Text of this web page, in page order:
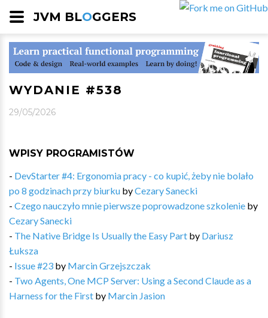
JVM BLOGGERS
WYDANIE #538
29/05/2026
WPISY PROGRAMISTÓW
- DevStarter #4: Ergonomia pracy - co kupić, żeby nie bolało
po 8 godzinach przy biurku byCezary Sanecki
- Czego nauczyło mnie pierwsze poprowadzone szkolenie by
Cezary Sanecki
- The Native Bridge Is Usually the Easy Part by Dariusz
Łuksza
- Issue #23 by Marcin Grzejszczak
- Two Agents, One MCP Server: Using a Second Claude as a
Harness for the First by Marcin Jasion